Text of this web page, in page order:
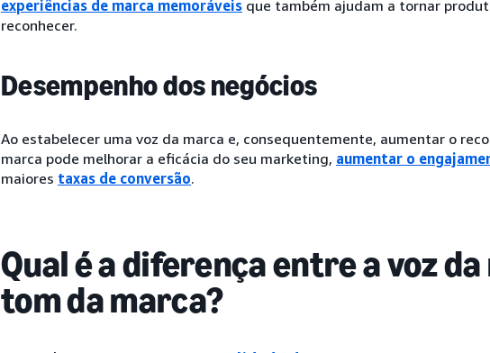
experiências de marca memoráveis que também ajudam a tornar
reconhecer.
Desempenho dos negócios
Ao estabelecer uma voz da marca e, consequentemente, aumentar o
marca pode melhorar a eficácia do seu marketing, aumentar o
maiores taxas de conversão.
Qual é a diferença entre a voz
tom da marca?